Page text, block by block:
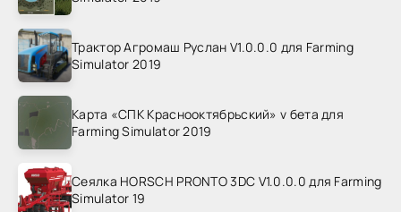
Трактор Агромаш Руслан V1.0.0.0 для Farming
Simulator 2019
Карта «СПК Краснооктябрьский» v бета для
Farming Simulator 2019
Сеялка HORSCH PRONTO 3DC V1.0.0.0 для Farming
Simulator 19